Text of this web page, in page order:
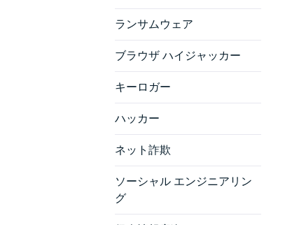
ランサムウェア
ブラウザ ハイジャッカー
キーロガー
ハッカー
ネット詐欺
ソーシャル エンジニアリン
グ